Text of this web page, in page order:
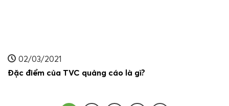
02/03/2021
Đặc điểm của TVC quảng cáo là gì?